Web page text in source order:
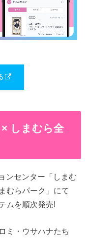
しまむら全
ンセンター「しまむ
むらパーク」にて
ムを順次発売!
ミ・ウサハナたち